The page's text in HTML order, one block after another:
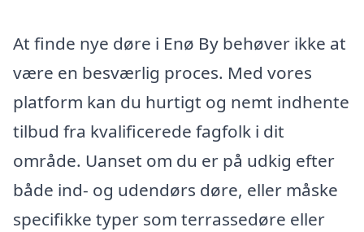
At finde nye døre i Enø By behøver ikke at
være en besværlig proces. Med vores
platform kan du hurtigt og nemt indhente
tilbud fra kvalificerede fagfolk i dit
område. Uanset om du er på udkig efter
både ind- og udendørs døre, eller måske
specifikke typer som terrassedøre eller